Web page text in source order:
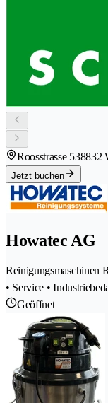
Roosstrasse 538832
Jetzt buchen
Howatec AG
Reinigungsmaschinen
• Service •
Geöffnet